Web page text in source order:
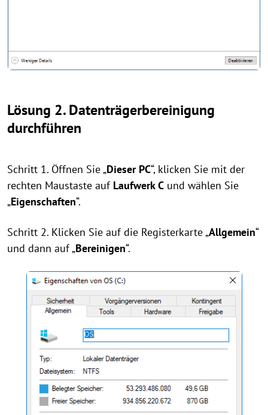
Lösung 2. Datenträgerbereinigung
durchführen
Schritt 1. Öffnen Sie „Dieser PC“, klicken Sie mit der
rechten Maustaste auf Laufwerk C und wählen Sie
„Eigenschaften“.
Schritt 2. Klicken Sie auf die Registerkarte „Allgemein“
und dann auf „Bereinigen“.